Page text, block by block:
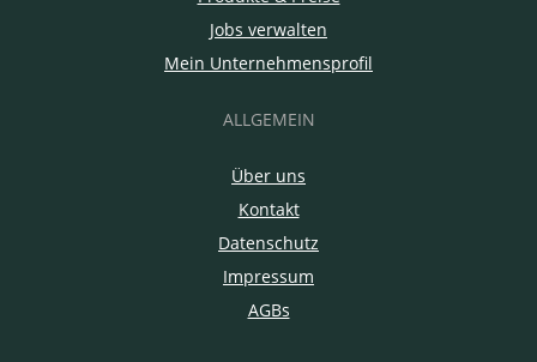
Jobs verwalten
Mein Unternehmensprofil
ALLGEMEIN
Über uns
Kontakt
Datenschutz
Impressum
AGBs